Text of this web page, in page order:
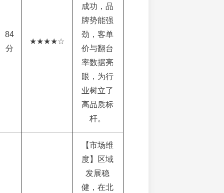
84
分
★★★★☆
成功，品
牌势能强
劲，客单
价与翻台
率数据亮
眼，为行
业树立了
高品质标
杆。
【市场维
度】区域
发展稳
健，在北